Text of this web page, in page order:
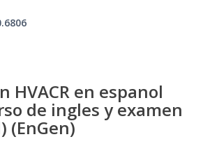
HVACR en espanol
de ingles y examen
(EnGen)